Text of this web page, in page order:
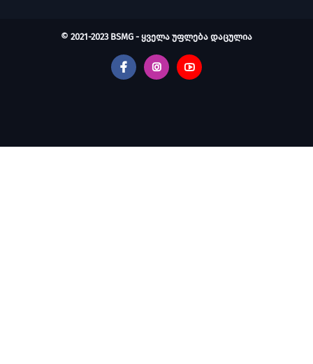
© 2021-2023 BSMG - ყველა უფლება დაცულია